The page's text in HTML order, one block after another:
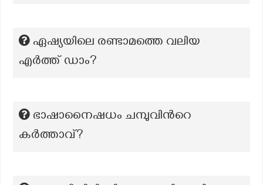
ഏഷ്യയിലെ രണ്ടാമത്തെ വലിയ
എര്‍ത്ത് ഡാം?
ഭാഷാനൈഷധം ചമ്പുവിന്‍റെ
കർത്താവ്?